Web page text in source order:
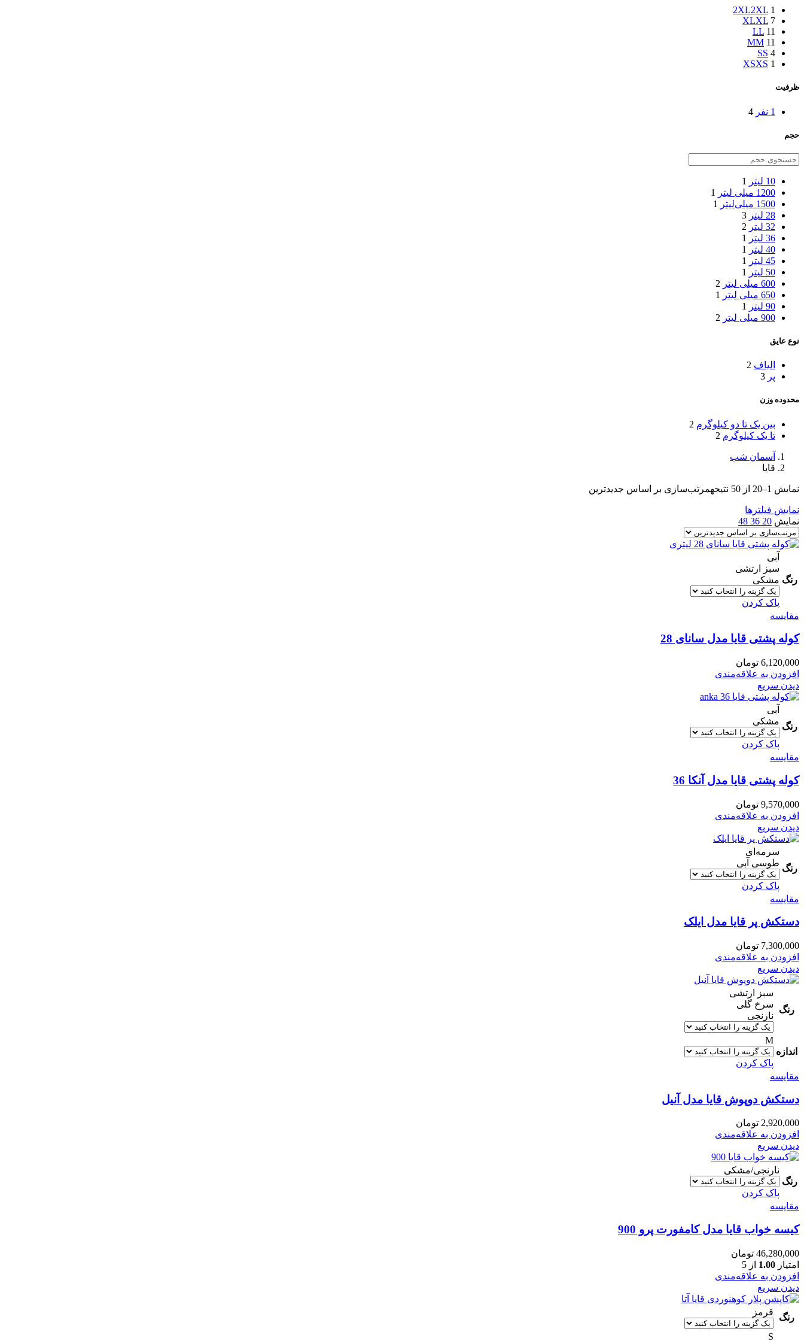
2XL2XL 1
XLXL 7
LL 11
MM 11
SS 4
XSXS 1
ظرفیت
1 نفر 4
حجم
10 لیتر
1
1200 میلی لیتر
1
1500 میلی‌لیتر
1
28 لیتر
3
32 لیتر
2
36 لیتر
1
40 لیتر
1
45 لیتر
1
50 لیتر
1
600 میلی لیتر
2
650 میلی لیتر
1
90 لیتر
1
900 میلی لیتر
2
نوع عایق
الیاف 2
پر 3
محدوده وزن
بین یک تا دو کیلوگرم 2
تا یک کیلوگرم 2
آسمان شب
قایا
نمایش 1–20 از 50 نتیجه مرتب‌سازی بر اساس جدیدترین
نمایش فیلترها
نمایش 20
36
48
رنگ
آبی
سبز ارتشی
مشکی
پاک کردن
مقایسه
کوله پشتی قایا مدل سانای 28
6,120,000 تومان
افزودن به علاقه‌مندی
دیدن سریع
رنگ
آبی
مشکی
پاک کردن
مقایسه
کوله پشتی قایا مدل آنکا 36
9,570,000 تومان
افزودن به علاقه‌مندی
دیدن سریع
رنگ
سرمه‌ای
طوسی آبی
پاک کردن
مقایسه
دستکش پر قایا مدل ایلک
7,300,000 تومان
افزودن به علاقه‌مندی
دیدن سریع
رنگ
سبز ارتشی
سرخ گلی
نارنجی
اندازه
M
پاک کردن
مقایسه
دستکش دوپوش قایا مدل آنیل
2,920,000 تومان
افزودن به علاقه‌مندی
دیدن سریع
رنگ
نارنجی/مشکی
پاک کردن
مقایسه
کیسه خواب قایا مدل کامفورت پرو 900
46,280,000 تومان
امتیاز 1.00 از 5
افزودن به علاقه‌مندی
دیدن سریع
رنگ
قرمز
S